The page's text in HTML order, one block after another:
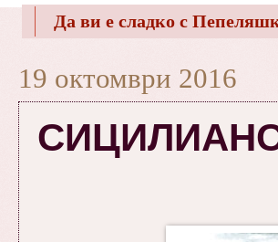
Да ви е сладко с
19 октомври 2016